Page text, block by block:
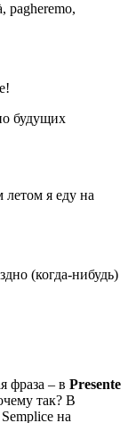
pagheremo,
будущих
я еду на
(когда-нибудь)
фраза – в Presente
так? В
на